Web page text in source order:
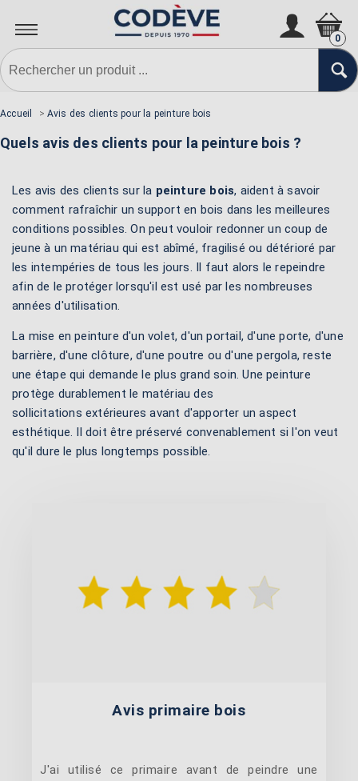
0
Accueil > Avis des clients pour la peinture bois
Quels avis des clients pour la peinture bois ?
Les avis des clients sur la peinture bois, aident à savoir
comment rafraîchir un support en bois dans les meilleures
conditions possibles. On peut vouloir redonner un coup de
jeune à un matériau qui est abîmé, fragilisé ou détérioré par
les intempéries de tous les jours. Il faut alors le repeindre
afin de le protéger lorsqu'il est usé par les nombreuses
années d'utilisation.
La mise en peinture d'un volet, d'un portail, d'une porte, d'une
barrière, d'une clôture, d'une poutre ou d'une pergola, reste
une étape qui demande le plus grand soin. Une peinture
protège durablement le matériau des
sollicitations extérieures avant d'apporter un aspect
esthétique. Il doit être préservé convenablement si l'on veut
qu'il dure le plus longtemps possible.
Avis primaire bois
J'ai utilisé ce primaire avant de peindre une